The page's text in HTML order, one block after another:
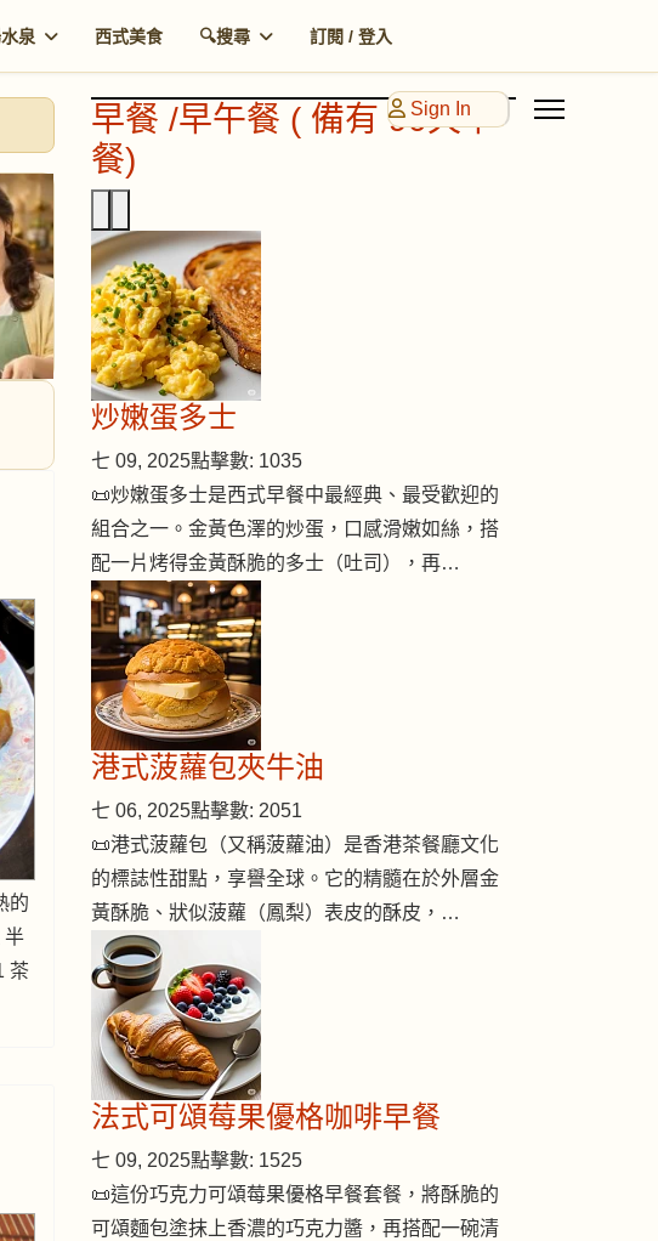
泉 西式美食 🔍搜尋 訂閱 / 登入
Sign In
的
半
茶
早餐 /早午餐 ( 備有 90天早
餐)
炒嫩蛋多士
七 09, 2025點擊數: 1035
📜炒嫩蛋多士是西式早餐中最經典、最受歡迎的
組合之一。金黃色澤的炒蛋，口感滑嫩如絲，搭
配一片烤得金黃酥脆的多士（吐司），再…
港式菠蘿包夾牛油
七 06, 2025點擊數: 2051
📜港式菠蘿包（又稱菠蘿油）是香港茶餐廳文化
的標誌性甜點，享譽全球。它的精髓在於外層金
黃酥脆、狀似菠蘿（鳳梨）表皮的酥皮，…
法式可頌莓果優格咖啡早餐
七 09, 2025點擊數: 1525
📜這份巧克力可頌莓果優格早餐套餐，將酥脆的
可頌麵包塗抹上香濃的巧克力醬，再搭配一碗清